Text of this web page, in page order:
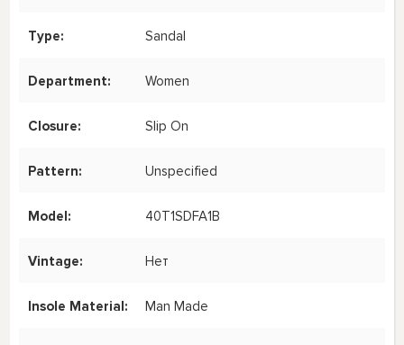
Type: Sandal
Department: Women
Closure: Slip On
Pattern: Unspecified
Model: 40T1SDFA1B
Vintage: Нет
Insole Material: Man Made